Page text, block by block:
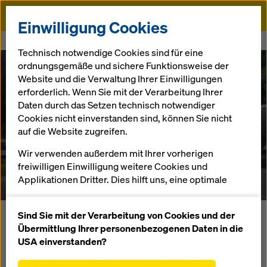
Doka
Referenzen
A9 Portale
Gleinalmtunnel
Österreich
Beim Vollausbau des Gleinalmtunnel an der Autobahn A9
entstehen an den Tunnelenden zwei eindrucksvolle
Tunnelkontur neigen sich die Innen- und Außenwände mit
Einwilligung Cookies
Technisch notwendige Cookies sind für eine
ordnungsgemäße und sichere Funktionsweise der
Website und die Verwaltung Ihrer Einwilligungen
erforderlich. Wenn Sie mit der Verarbeitung Ihrer
Daten durch das Setzen technisch notwendiger
Cookies nicht einverstanden sind, können Sie nicht
auf die Website zugreifen.
Wir verwenden außerdem mit Ihrer vorherigen
freiwilligen Einwilligung weitere Cookies und
Applikationen Dritter. Dies hilft uns, eine optimale
die Funktionalität unserer Website ständig zu
verbessern (Funktionale und Statistik Cookies),
Sind Sie mit der Verarbeitung von Cookies und der
Übermittlung Ihrer personenbezogenen Daten in die
USA einverstanden?